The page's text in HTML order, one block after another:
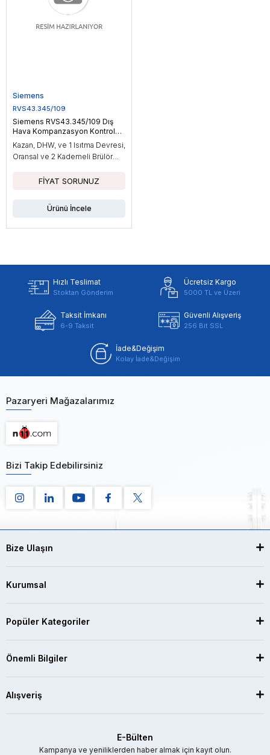
Siemens
RVS43.345/109
Siemens RVS43.345/109 Dış
Hava Kompanzasyon Kontrol
Cihazı
Kazan, DHW, ve 1 Isıtma Devresi,
Oransal ve 2 Kademeli Brülör
Ürünü İncele
Hızlı Teslimat
Stoktan Gönderim
Ücretsiz Kargo
5000 TL ve Üzeri
Taksit İmkanı
6-9 Taksit
Güvenli Alışveriş
256 Bit SSL
İade&Değişim
Kolay İade&Değişim
Pazaryeri Mağazalarımız
Bizi Takip Edebilirsiniz
Bize Ulaşın
Kurumsal
Popüler Kategoriler
Önemli Bilgiler
Alışveriş
E-Bülten
Kampanya ve yeniliklerden haber almak için kayıt olun.